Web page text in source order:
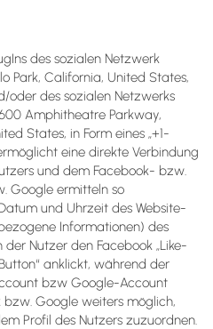
des sozialen Netzwerk
Park, California, United States,
oder des sozialen Netzwerks
Amphitheatre Parkway,
States, in Form eines „+1-
eine direkte Verbindung
und dem Facebook- bzw.
Google ermitteln so
und Uhrzeit des Website-
Informationen) des
der Nutzer den Facebook „Like-
anklickt, während der
bzw Google-Account
Google weiters möglich,
Profil des Nutzers zuzuordnen.